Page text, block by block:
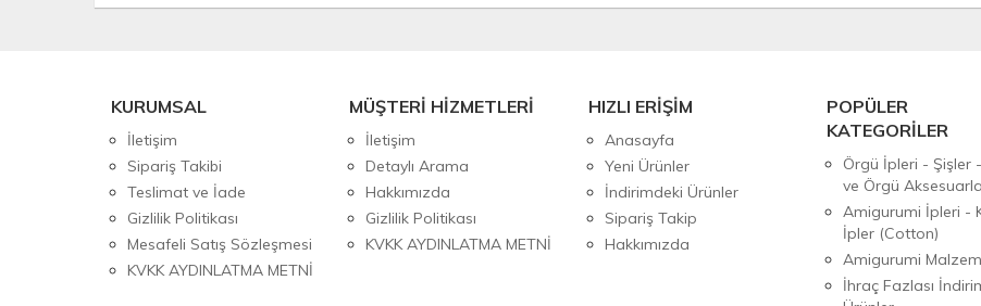
KURUMSAL
İletişim
Sipariş Takibi
Teslimat ve İade
Gizlilik Politikası
Mesafeli Satış Sözleşmesi
KVKK AYDINLATMA METNİ
MÜŞTERİ HİZMETLERİ
İletişim
Detaylı Arama
Hakkımızda
Gizlilik Politikası
KVKK AYDINLATMA METNİ
HIZLI ERİŞİM
Anasayfa
Yeni Ürünler
İndirimdeki Ürünler
Sipariş Takip
Hakkımızda
POPÜLER
KATEGORİLER
Örgü İpleri - Şişler
ve Örgü
Amigurumi İpleri -
İpler (Cotton)
Amigurumi
İhraç Fazlası